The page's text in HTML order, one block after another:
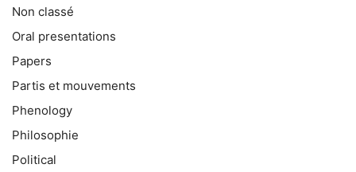
Non classé
Oral presentations
Papers
Partis et mouvements
Phenology
Philosophie
Political